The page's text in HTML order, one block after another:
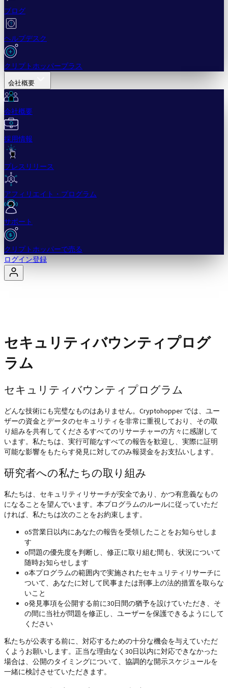
ブログ
ヘルプデスク
クリプトホッパープラス
会社概要
会社概要
採用情報
プレスリリース
アフィリエイト・プログラム
サポート
クリプトホッパーで売る
ログイン登録
セキュリティバウンティプログ
ラム
セキュリティバウンティプログラム
どんな技術にも完璧なものはありません。Cryptohopper では、ユー
ザーの資金とデータのセキュリティを非常に重視しており、その取
り組みを共有してくださるすべてのリサーチャーの方々に感謝して
います。私たちは、実行可能なすべての報告を歓迎し、実際に証明
可能な影響をもたらす発見に対してのみ報奨金をお支払いします。
研究者への私たちの取り組み
私たちは、セキュリティリサーチが安全であり、かつ有意義なもの
になることを望んでいます。本プログラムのルールに従っていただ
ければ、私たちは次のことをお約束します。
o5営業日以内にあなたの報告を受領したことをお知らせしま
す
o問題の優先度を判断し、修正に取り組む間も、状況について
随時お知らせします
o本プログラムの範囲内で実施されたセキュリティリサーチに
ついて、あなたに対して民事または刑事上の法的措置を取らな
いこと
o発見事項を公開する前に30日間の猶予を設けていただき、そ
の間に当社が問題を修正し、ユーザーを保護できるようにして
ください
私たちが公表する前に、対応するための十分な機会を与えていただ
くようお願いします。正当な理由なく30日以内に対応できなかった
場合は、公開のタイミングについて、協調的な開示スケジュールを
一緒に検討させていただきます。